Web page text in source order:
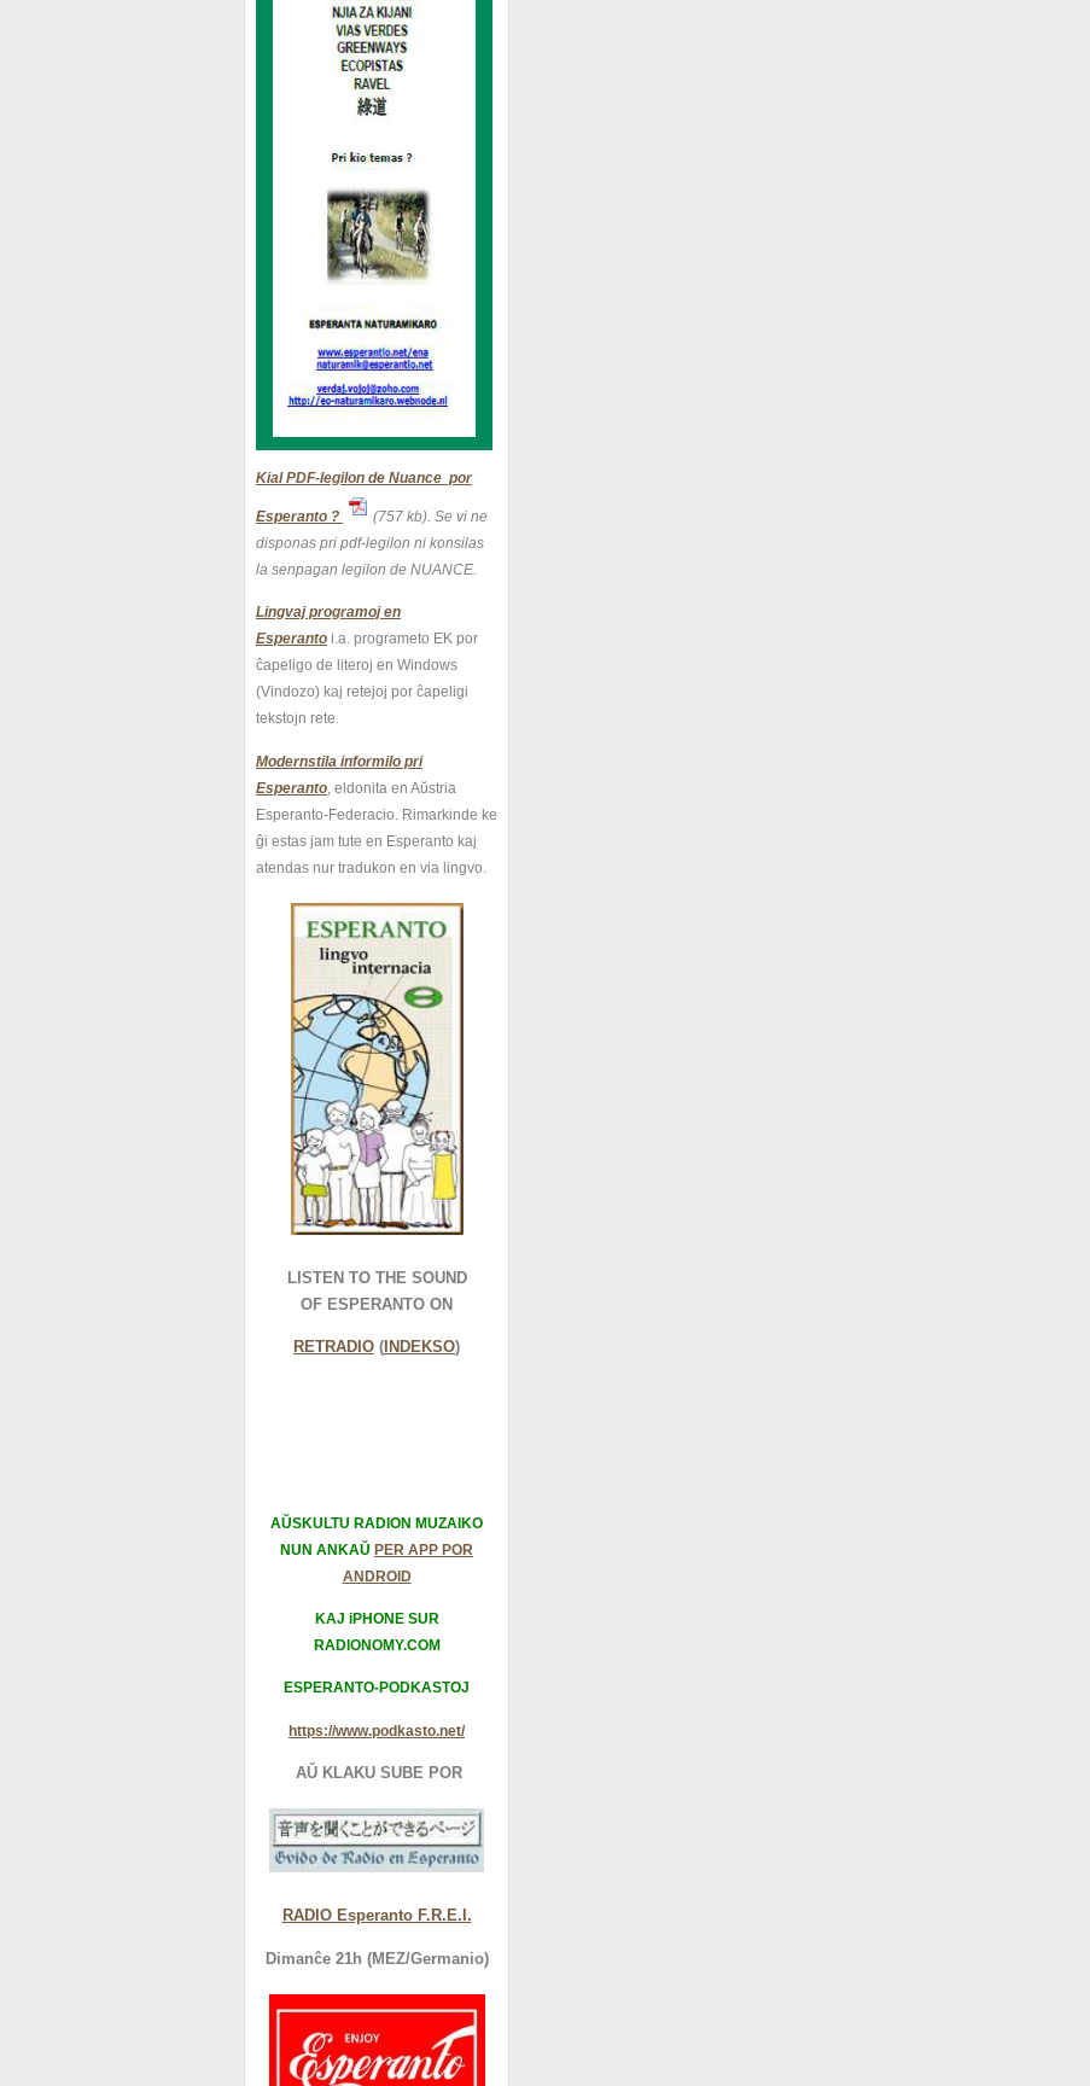
Kial PDF-legilon de Nuance por
Esperanto ? (757 kb). Se vi ne
disponas pri pdf-legilon ni konsilas
la senpagan legilon de NUANCE.
Lingvaj programoj en
Esperanto i.a. programeto EK por
ĉapeligo de literoj en Windows
(Vindozo) kaj retejoj por ĉapeligi
tekstojn rete.
Modernstila informilo pri
Esperanto , eldonita en Aŭstria
Esperanto-Federacio. Rimarkinde ke
ĝi estas jam tute en Esperanto kaj
atendas nur tradukon en via lingvo.
LISTEN TO THE SOUND
OF ESPERANTO ON
RETRADIO ( INDEKSO)
AŬSKULTU RADION MUZAIKO
NUN ANKAŬ PER APP POR
ANDROID
KAJ iPHONE SUR
RADIONOMY.COM
ESPERANTO-PODKASTOJ
https://www.podkasto.net/
AŬ KLAKU SUBE POR
RADIO Esperanto F.R.E.I.
Dimanĉe 21h (MEZ/Germanio)